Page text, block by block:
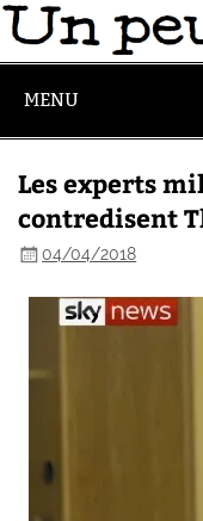
MENU
Les experts
contredisent
04/04/2018